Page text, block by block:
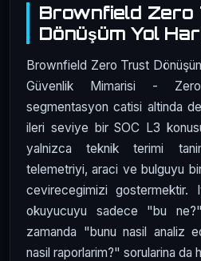
Brownfield Zero
Dönüşüm Yol
Brownfield Zero Trust
Güvenlik Mimarisi -
segmentasyon catisi altinda
ileri seviye bir SOC L3
yalnizca teknik terimi
telemetriyi, araci ve bulguyu
cevirecegimizi
okuyucuyu sadece "bu
zamanda "bunu nasil analiz
nasil raporlarim?" sorularina da